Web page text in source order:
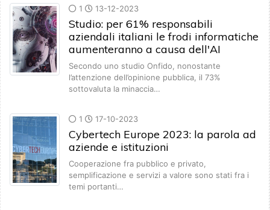
1 13-12-2023
Studio: per 61% responsabili
aziendali italiani le frodi informatiche
aumenteranno a causa dell'AI
Secondo uno studio Onfido, nonostante
l’attenzione dell’opinione pubblica, il 73%
sottovaluta la minaccia…
1 17-10-2023
Cybertech Europe 2023: la parola ad
aziende e istituzioni
Cooperazione fra pubblico e privato,
semplificazione e servizi a valore sono stati fra i
temi portanti…